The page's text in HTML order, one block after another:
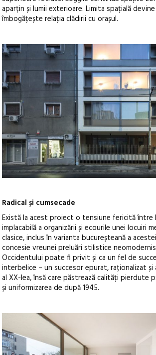
aparțin și lumii exterioare. Limita spațială
îmbogățește relația clădirii cu orașul.
Radical și cumsecade
Există la acest proiect o tensiune fericită între
implacabilă a organizării și ecourile unei locuiri
clasice, inclus în varianta bucureșteană a
concesie vreunei preluări stilistice
Occidentului poate fi privit și ca un fel de
interbelice – un succesor epurat, raționalizat
al XX-lea, însă care păstrează calități pierdute
și uniformizarea de după 1945.